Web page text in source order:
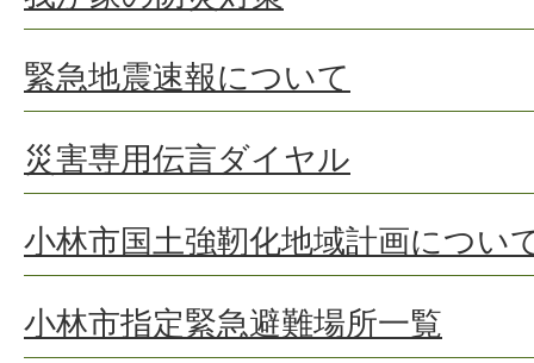
緊急地震速報について
災害専用伝言ダイヤル
小林市国土強靭化地域計画につい
小林市指定緊急避難場所一覧